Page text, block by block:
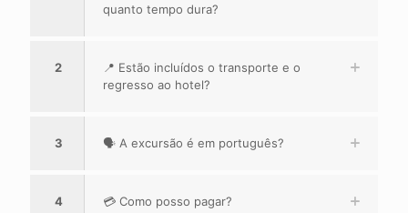
quanto tempo dura?
2
📍 Estão incluídos o transporte e o
regresso ao hotel?
3 🗣️ A excursão é em português?
4 💳 Como posso pagar?